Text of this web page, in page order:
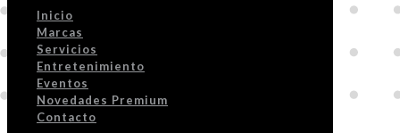
Inicio
Marcas
Servicios
Entretenimiento
Eventos
Novedades Premium
Contacto